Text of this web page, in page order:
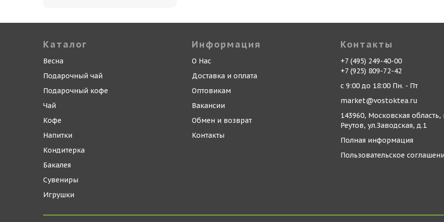
Каталог
Весна
Подарочный чай
Подарочный кофе
Чай
Кофе
Напитки
Кондитерка
Бакалея
Сувениры
Игрушки
Информация
О Нас
Доставка и оплата
Оптовикам
Вакансии
Обмен и возврат
Контакты
Контакты
+7 (495) 249-40-00
+7 (925) 809-72-42
с 9:00 до 18:00 Пн. - Пт
market@vostoktea.ru
143960, Московская область,
Реутов, ул.Заводская, д.1
Полная информация
Пользовательское